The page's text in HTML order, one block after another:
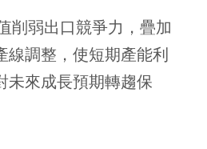
削弱出口競爭力，疊加
線調整，使短期產能利
未來成長預期轉趨保